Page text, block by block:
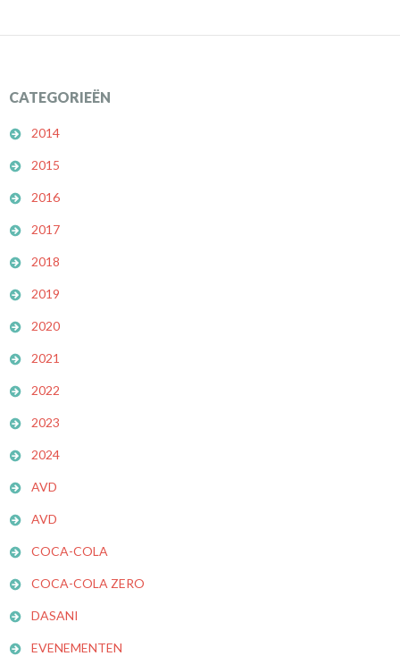
CATEGORIEËN
2014
2015
2016
2017
2018
2019
2020
2021
2022
2023
2024
AVD
AVD
COCA-COLA
COCA-COLA ZERO
DASANI
EVENEMENTEN